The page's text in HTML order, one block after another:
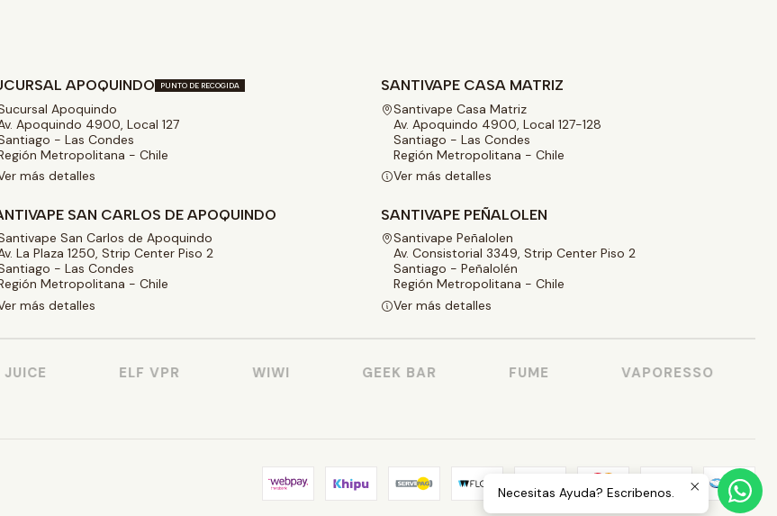
APOQUINDO PUNTO DE RECOGIDA
Apoquindo
Apoquindo 4900, Local 127
- Las Condes
Metropolitana - Chile
más detalles
SANTIVAPE CASA MATRIZ
Santivape Casa Matriz
Av. Apoquindo 4900, Local 127-128
Santiago - Las Condes
Región Metropolitana - Chile
Ver más detalles
SAN CARLOS DE APOQUINDO
San Carlos de Apoquindo
La Plaza 1250, Strip Center Piso 2
- Las Condes
Metropolitana - Chile
más detalles
SANTIVAPE PEÑALOLEN
Santivape Peñalolen
Av. Consistorial 3349, Strip Center Piso 2
Santiago - Peñalolén
Región Metropolitana - Chile
Ver más detalles
ELF VPR WIWI GEEK BAR FUME VAPORESSO
Necesitas Ayuda? Escribenos.